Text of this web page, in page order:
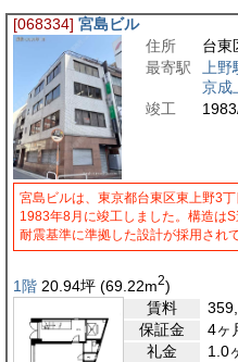
[068334] 宮島ビル
住所
台東
最寄駅
上野
京成
竣工
宮島ビルは、東京都台東区東上野3
1983年8月に竣工しました。構造は
耐震基準に準拠した設計が採用され
1階 20.94坪 (69.22m2)
賃料
保証金
4ヶ
礼金
1.0